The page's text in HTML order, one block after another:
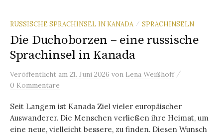
RUSSISCHE SPRACHINSEL IN KANADA / SPRACHINSELN
Die Duchoborzen – eine russische
Sprachinsel in Kanada
Veröffentlicht am 21. Juni 2026 von Lena Weißhoff /
0 Kommentare
Seit Langem ist Kanada Ziel vieler europäischer
Auswanderer. Die Menschen verließen ihre Heimat, um
eine neue, vielleicht bessere, zu finden. Diesen Wunsch